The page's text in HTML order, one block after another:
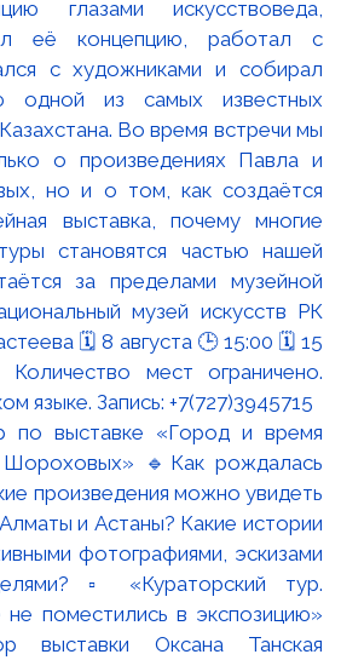
по выставке «Город и время
🔹Как рождалась
произведения можно увидеть
и Астаны? Какие истории
фотографиями, эскизами
▫️ «Кураторский тур.
поместились в экспозицию»
выставки Оксана Танская